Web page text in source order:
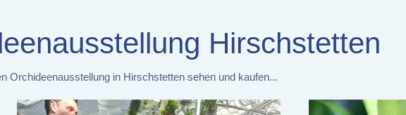
Hirschstetten
Orchideenausstellung in Hirschstetten sehen und kaufen...